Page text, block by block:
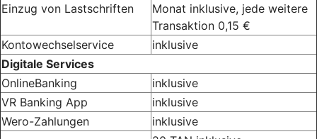
Einzug von Lastschriften
Monat inklusive, jede weitere
Transaktion 0,15 €
Kontowechselservice
inklusive
Digitale Services
OnlineBanking
inklusive
VR Banking App
inklusive
Wero-Zahlungen
inklusive